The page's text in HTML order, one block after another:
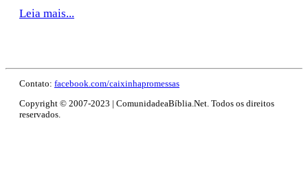
Leia mais...
Contato: facebook.com/caixinhapromessas
Copyright © 2007-2023 | ComunidadeaBíblia.Net. Todos os direitos
reservados.